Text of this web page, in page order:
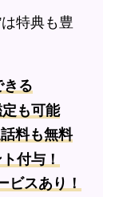
は特典も豊
きる
も可能
料も無料
付与！
ビスあり！